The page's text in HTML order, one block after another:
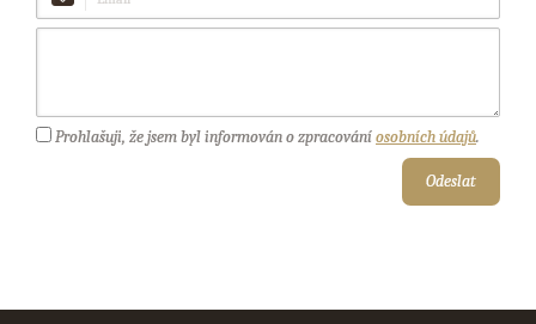
Prohlašuji, že jsem byl informován o zpracováníosobních údajů.
Odeslat